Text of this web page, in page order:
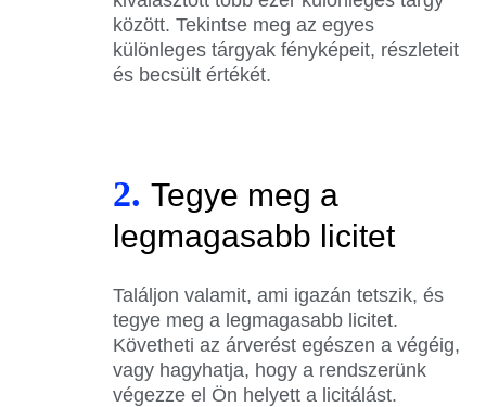
között. Tekintse meg az egyes
különleges tárgyak fényképeit, részleteit
és becsült értékét.
2. Tegye meg a
legmagasabb licitet
Találjon valamit, ami igazán tetszik, és
tegye meg a legmagasabb licitet.
Követheti az árverést egészen a végéig,
vagy hagyhatja, hogy a rendszerünk
végezze el Ön helyett a licitálást.